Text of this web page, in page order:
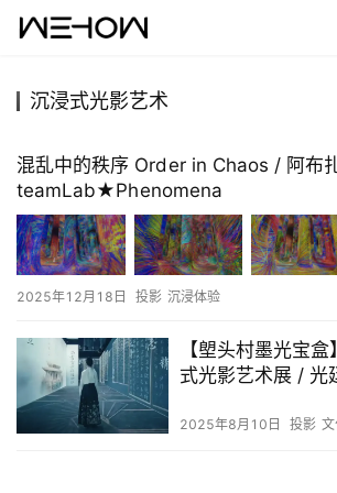
案
例
快
作
沉浸式光影艺术
混乱中的秩序 Order in Chaos / 阿布
teamLab★Phenomena
2025年12月18日 投影 沉浸体验
【塱头村墨光宝
式光影艺术展 /
2025年8月10日 投影